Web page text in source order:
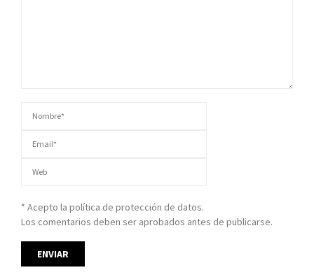
* Acepto la política de protección de datos.
Los comentarios deben ser aprobados antes de publicarse.